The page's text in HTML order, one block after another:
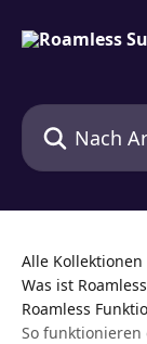
Nach Artikeln
Alle Kollektionen
Was ist
Roamless
So funktionieren